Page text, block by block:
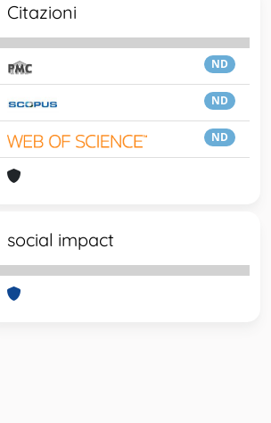
Citazioni
ND
ND
ND
social impact